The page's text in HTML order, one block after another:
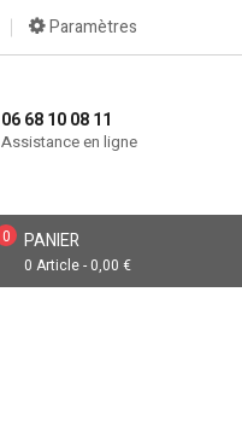
Paramètres
06 68 10 08 11
Assistance en ligne
PANIER
0 Article - 0,00 €
0